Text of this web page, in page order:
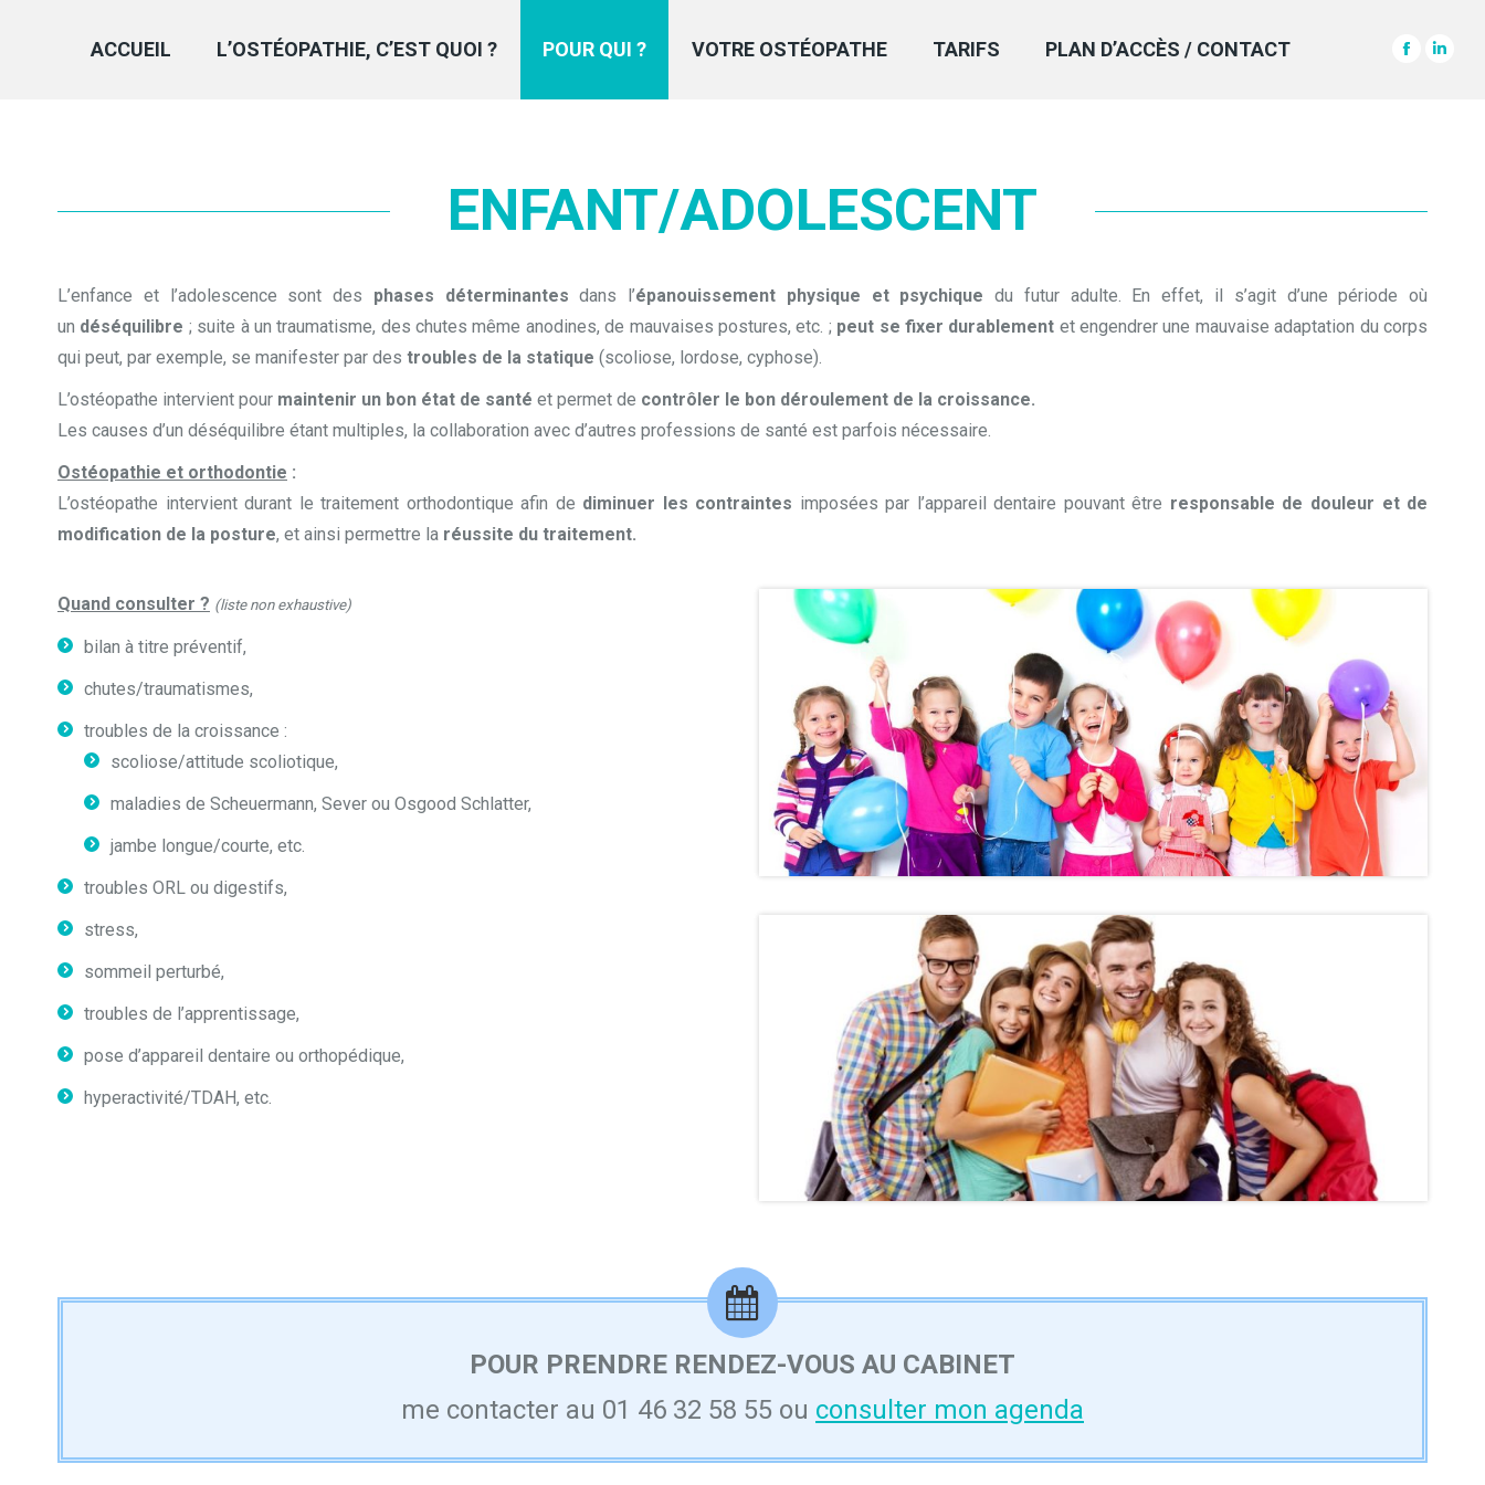
ACCUEIL L’OSTÉOPATHIE, C’EST QUOI ? POUR QUI ? VOTRE OSTÉOPATHE TARIFS PLAN D’ACCÈS / CONTACT
Facebook
ENFANT/ADOLESCENT
L’enfance et l’adolescence sont des phases déterminantes dans l’épanouissement physique et psychique du futur adulte. En effet, il s’agit d’une période où
un déséquilibre ; suite à un traumatisme, des chutes même anodines, de mauvaises postures, etc. ; peut se fixer durablement et engendrer une mauvaise adaptation du corps
qui peut, par exemple, se manifester par des troubles de la statique (scoliose, lordose, cyphose).
L’ostéopathe intervient pour maintenir un bon état de santé et permet de contrôler le bon déroulement de la croissance.
Les causes d’un déséquilibre étant multiples, la collaboration avec d’autres professions de santé est parfois nécessaire.
Ostéopathie et orthodontie :
L’ostéopathe intervient durant le traitement orthodontique afin de diminuer les contraintes imposées par l’appareil dentaire pouvant être responsable de douleur et de
modification de la posture, et ainsi permettre la réussite du traitement.
Quand consulter ? (liste non exhaustive)
bilan à titre préventif,
chutes/traumatismes,
troubles de la croissance :
scoliose/attitude scoliotique,
maladies de Scheuermann, Sever ou Osgood Schlatter,
jambe longue/courte, etc.
troubles ORL ou digestifs,
stress,
sommeil perturbé,
troubles de l’apprentissage,
pose d’appareil dentaire ou orthopédique,
hyperactivité/TDAH, etc.
POUR PRENDRE RENDEZ-VOUS AU CABINET
me contacter au 01 46 32 58 55 ou consulter mon agenda